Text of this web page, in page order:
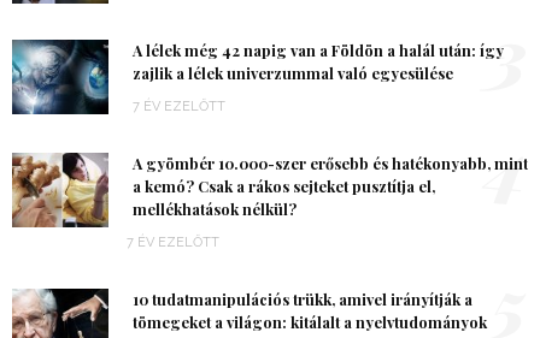
A lélek még 42 napig van a Földön a halál után: így
zajlik a lélek univerzummal való egyesülése
7 ÉV EZELŐTT
3
A gyömbér 10.000-szer erősebb és hatékonyabb, mint
a kemó? Csak a rákos sejteket pusztítja el,
mellékhatások nélkül?
7 ÉV EZELŐTT
4
10 tudatmanipulációs trükk, amivel irányítják a
tömegeket a világon: kitálalt a nyelvtudományok